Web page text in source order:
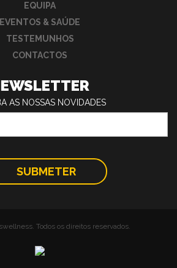
EQUIPA
EVENTOS & SAÚDE
TESTEMUNHOS
CONTACTOS
AS NOSSAS NOVIDADES
Todos os direitos reservados.